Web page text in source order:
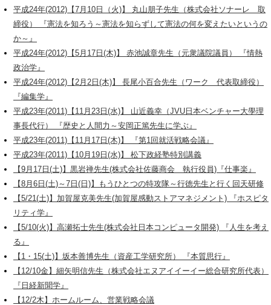
平成24年(2012)【7月10日（火)】 丸山朋子先生（株式会社ソナーレ 取
締役） 『憲法を知ろう～憲法を知らずして憲法の何を変えたいというの
か～』
平成24年(2012)【5月17日(木)】 赤池誠章先生（元衆議院議員） 『情熱
政治学』
平成24年(2012)【2月2日(木)】 長尾小百合先生（ワーク 代表取締役）
『編集学』
平成23年(2011)【11月23日(水)】 山近義幸（JVU日本ベンチャー大學理
事長代行） 『歴史と人間力～安岡正篤先生に学ぶ』
平成23年(2011)【11月17日(木)】 『第1回就活戦略会議』
平成23年(2011)【10月19日(水)】 松下政経塾特別講義
【9月17日(土)】黒岩禅先生(株式会社佐藤商会 執行役員)『仕事楽』
【8月6日(土)～7日(日)】もうひとつの特攻隊～行徳先生と行く回天研修
【5/21(土)】加賀屋克美先生(加賀屋感動ストアマネジメント) 『ホスピタ
リティ学』
【5/10(火)】高瀬拓士先生(株式会社日本コンピュータ開発) 『人生を考え
る』
【1・15(土)】坂本善博先生（資産工学研究所） 『本質思行』
【12/10金】細矢明信先生（株式会社エヌアイイーイー総合研究所代表）
『日経新聞学』
【12/2木】ホームルーム、営業戦略会議